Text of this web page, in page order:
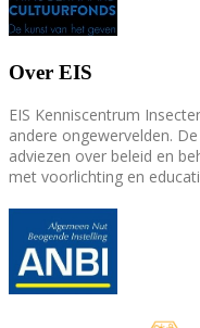
Over EIS
EIS Kenniscentrum
andere ongewervelden.
adviezen over beleid en
met voorlichting en